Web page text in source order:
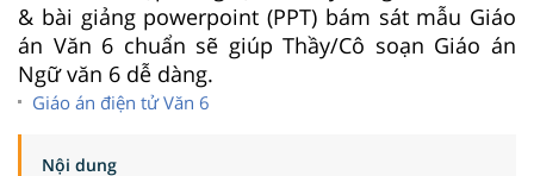
& bài giảng powerpoint (PPT) bám sát mẫu Giáo
án Văn 6 chuẩn sẽ giúp Thầy/Cô soạn Giáo án
Ngữ văn 6 dễ dàng.
Giáo án điện tử Văn 6
Nội dung